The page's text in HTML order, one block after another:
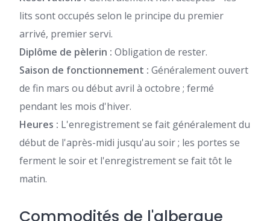
lits sont occupés selon le principe du premier
arrivé, premier servi.
Diplôme de pèlerin : Obligation de rester.
Saison de fonctionnement : Généralement ouvert
de fin mars ou début avril à octobre ; fermé
pendant les mois d'hiver.
Heures : L'enregistrement se fait généralement du
début de l'après-midi jusqu'au soir ; les portes se
ferment le soir et l'enregistrement se fait tôt le
matin.
Commodités de l'albergue